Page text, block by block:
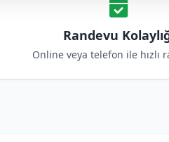
Randevu
Online veya telefon ile hızlı